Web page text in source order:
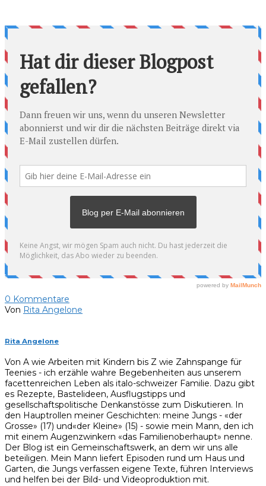
0 Kommentare
Von Rita Angelone
Rita Angelone
Von A wie Arbeiten mit Kindern bis Z wie Zahnspange für
Teenies - ich erzähle wahre Begebenheiten aus unserem
facettenreichen Leben als italo-schweizer Familie. Dazu gibt
es Rezepte, Bastelideen, Ausflugstipps und
gesellschaftspolitische Denkanstösse zum Diskutieren. In
den Hauptrollen meiner Geschichten: meine Jungs - «der
Grosse» (17) und«der Kleine» (15) - sowie mein Mann, den ich
mit einem Augenzwinkern «das Familienoberhaupt» nenne.
Der Blog ist ein Gemeinschaftswerk, an dem wir uns alle
beteiligen. Mein Mann liefert Episoden rund um Haus und
Garten, die Jungs verfassen eigene Texte, führen Interviews
und helfen bei der Bild- und Videoproduktion mit.